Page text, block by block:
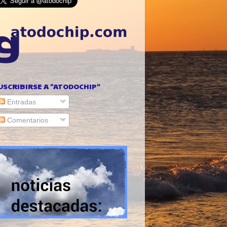
A "ATODOCHIP"
Entradas
Comentarios